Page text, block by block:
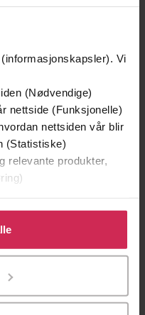
Vi
(Nødvendige)
nettside (Funksjonelle)
nettsiden vår blir
(Statistiske)
relevante produkter,
ditt samtykke til å
Du kan også
formål ved å klikke
349,-
(forfatter),Unknown